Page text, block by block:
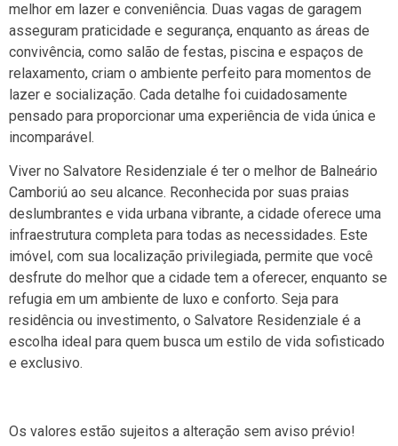
melhor em lazer e conveniência. Duas vagas de garagem
asseguram praticidade e segurança, enquanto as áreas de
convivência, como salão de festas, piscina e espaços de
relaxamento, criam o ambiente perfeito para momentos de
lazer e socialização. Cada detalhe foi cuidadosamente
pensado para proporcionar uma experiência de vida única e
incomparável.
Viver no Salvatore Residenziale é ter o melhor de Balneário
Camboriú ao seu alcance. Reconhecida por suas praias
deslumbrantes e vida urbana vibrante, a cidade oferece uma
infraestrutura completa para todas as necessidades. Este
imóvel, com sua localização privilegiada, permite que você
desfrute do melhor que a cidade tem a oferecer, enquanto se
refugia em um ambiente de luxo e conforto. Seja para
residência ou investimento, o Salvatore Residenziale é a
escolha ideal para quem busca um estilo de vida sofisticado
e exclusivo.
Os valores estão sujeitos a alteração sem aviso prévio!